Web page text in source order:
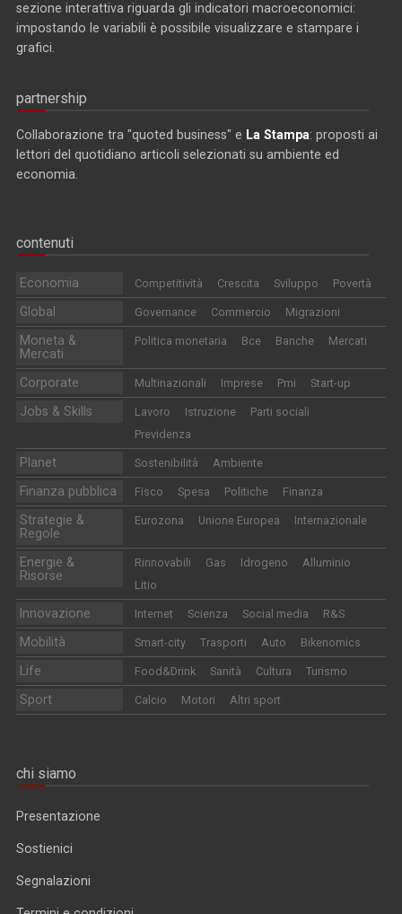
sezione interattiva riguarda gli indicatori macroeconomici:
impostando le variabili è possibile visualizzare e stampare i
grafici.
partnership
Collaborazione tra "quoted business" e La Stampa: proposti ai
lettori del quotidiano articoli selezionati su ambiente ed
economia.
contenuti
Economia Competitività Crescita Sviluppo Povertà
Global Governance Commercio Migrazioni
Moneta &
Mercati
Politica monetaria Bce Banche Mercati
Corporate Multinazionali Imprese Pmi Start-up
Jobs & Skills Lavoro Istruzione
Parti sociali
Previdenza
Planet Sostenibilità Ambiente
Finanza pubblica Fisco Spesa Politiche Finanza
Strategie &
Regole
Eurozona Unione Europea Internazionale
Energie &
Risorse
Rinnovabili Gas Idrogeno
Alluminio
Litio
Innovazione Internet Scienza Social media R&S
Mobilità Smart-city Trasporti Auto Bikenomics
Life Food&Drink Sanità Cultura Turismo
Sport Calcio Motori Altri sport
chi siamo
Presentazione
Sostienici
Segnalazioni